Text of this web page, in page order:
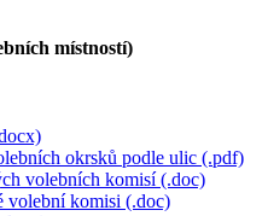
místností)
okrsků podle ulic (.pdf)
volebních komisí (.doc)
volební komisi (.doc)